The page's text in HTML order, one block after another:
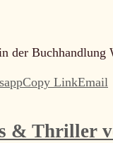
Buchhandlung
Copy LinkEmail
& Thriller